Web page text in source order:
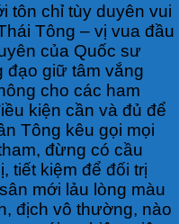
tôn chỉ tùy duyên vui
Tông – vị vua đầu
của Quốc sư
đạo giữ tâm vắng
cho các ham
kiện cần và đủ để
Tông kêu gọi mọi
đừng có cầu
tiết kiệm để đối trị
mới lảu lòng màu
địch vô thường, nào